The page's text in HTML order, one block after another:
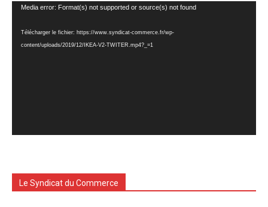
Lecteur
Media error: Format(s) not supported or source(s) not found
Télécharger le fichier: https://www.syndicat-commerce.fr/wp-
content/uploads/2019/12/IKEA-V2-TWITER.mp4?_=1
Le Syndicat du Commerce